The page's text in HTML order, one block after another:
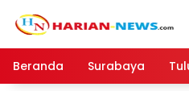
Beranda
Surabaya